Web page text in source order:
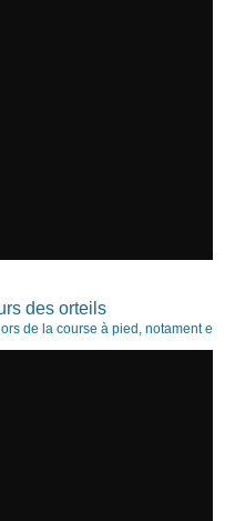
des orteils
de la course à pied, notament en